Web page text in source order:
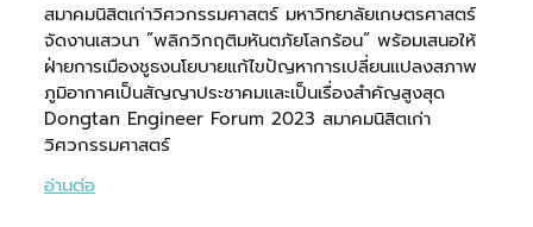
สมาคมนิสิตเก่าวิศวกรรมศาสตร์ มหาวิทยาลัยเกษตรศาสตร์
จัดงานเสวนา ”พลิกวิกฤติมหันตภัยโลกร้อน” พร้อมเสนอให้
ฝ่ายการเมืองชูธงนโยบายแก้ไขปัญหาการเปลี่ยนแปลงสภาพ
ภูมิอากาศเป็นสัญญาประชาคมและเป็นเรื่องสำคัญสูงสุด
Dongtan Engineer Forum 2023 สมาคมนิสิตเก่า
วิศวกรรมศาสตร์
อ่านต่อ